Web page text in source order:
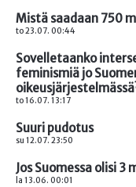
Mistä saadaan 750
to 23.07. 00:44
Sovelletaanko
feminismiä jo
to 16.07. 13:17
Suuri pudotus
su 12.07. 23:50
Jos Suomessa olisi 3
la 13.06. 00:01